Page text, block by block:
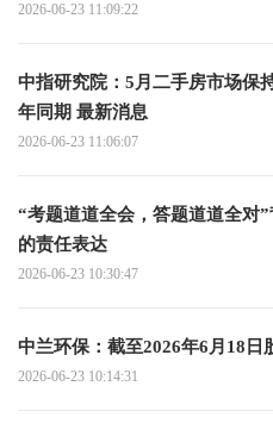
2026-06-23 11:09:22
中指研究院：5月二手房市场保
年同期 最新消息
2026-06-23 11:06:07
“考题道道全会，答题道道全对
的责任表达
2026-06-23 10:30:47
中兰环保：截至2026年6月18日
2026-06-23 10:14:31